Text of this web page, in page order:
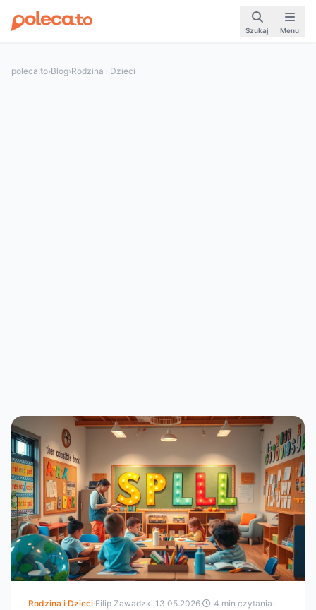
Szukaj Menu
poleca.to›Blog›Rodzina i Dzieci
Rodzina i Dzieci·Filip Zawadzki·13.05.2026· 4 min czytania·